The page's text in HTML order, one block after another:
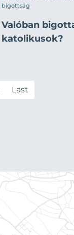
bigottság
Valóban
katolikusok?
Last